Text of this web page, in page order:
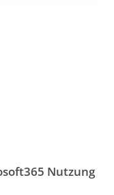
Nutzung